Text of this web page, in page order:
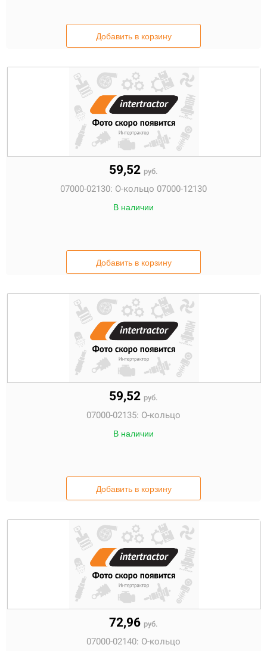
Добавить в корзину
59,52 руб.
07000-02130: О-кольцо 07000-12130
В наличии
Добавить в корзину
59,52 руб.
07000-02135: О-кольцо
В наличии
Добавить в корзину
72,96 руб.
07000-02140: О-кольцо